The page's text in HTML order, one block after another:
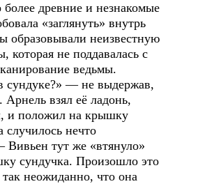
более древние и незнакомые
«заглянуть» внутрь
образовывали неизвестную
которая не поддавалась с
ведьмы.
сундуке?» — не выдержав,
взял её ладонь,
и положил на крышку
случилось нечто
Вивьен тут же «втянуло»
сундучка. Произошло это
неожиданно, что она